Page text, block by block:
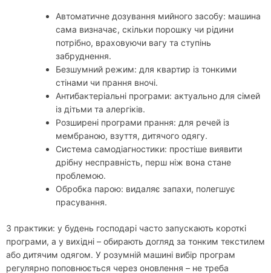
Автоматичне дозування мийного засобу: машина
сама визначає, скільки порошку чи рідини
потрібно, враховуючи вагу та ступінь
забруднення.
Безшумний режим: для квартир із тонкими
стінами чи прання вночі.
Антибактеріальні програми: актуально для сімей
із дітьми та алергіків.
Розширені програми прання: для речей із
мембраною, взуття, дитячого одягу.
Система самодіагностики: простіше виявити
дрібну несправність, перш ніж вона стане
проблемою.
Обробка парою: видаляє запахи, полегшує
прасування.
З практики: у будень господарі часто запускають короткі
програми, а у вихідні – обирають догляд за тонким текстилем
або дитячим одягом. У розумній машині вибір програм
регулярно поповнюється через оновлення – не треба